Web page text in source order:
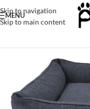
Skip to navigation
Skip to main content
MENU